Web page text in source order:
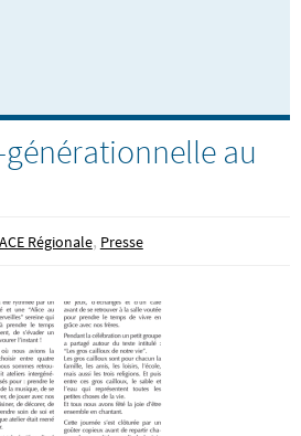
au
Régionale, Presse